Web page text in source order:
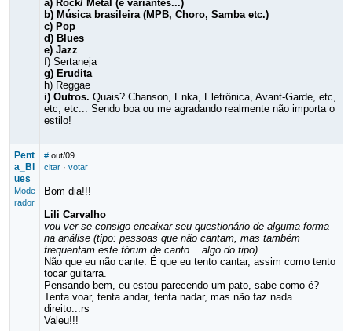
a) Rock/ Metal (e variantes...)
b) Música brasileira (MPB, Choro, Samba etc.)
c) Pop
d) Blues
e) Jazz
f) Sertaneja
g) Erudita
h) Reggae
i) Outros. Quais? Chanson, Enka, Eletrônica, Avant-Garde, etc,
etc, etc... Sendo boa ou me agradando realmente não importa o
estilo!
Pent
a_Bl
ues
Mode
rador
# out/09
citar· votar
Bom dia!!!
Lili Carvalho
vou ver se consigo encaixar seu questionário de alguma forma
na análise (tipo: pessoas que não cantam, mas também
frequentam este fórum de canto... algo do tipo)
Não que eu não cante. É que eu tento cantar, assim como tento
tocar guitarra.
Pensando bem, eu estou parecendo um pato, sabe como é?
Tenta voar, tenta andar, tenta nadar, mas não faz nada
direito...rs
Valeu!!!